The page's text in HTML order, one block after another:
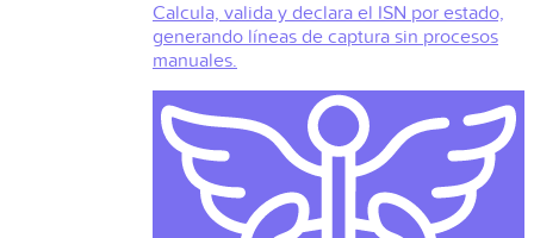
Calcula, valida y declara el ISN por estado,
generando líneas de captura sin procesos
manuales.